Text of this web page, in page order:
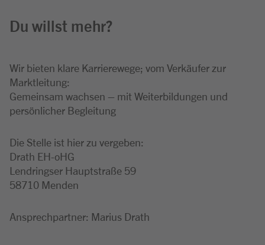
Du willst mehr?
Wir bieten klare Karrierewege; vom Verkäufer zur
Marktleitung:
Gemeinsam wachsen – mit Weiterbildungen und
persönlicher Begleitung
Die Stelle ist hier zu vergeben:
Drath EH-oHG
Lendringser Hauptstraße 59
58710 Menden
Ansprechpartner: Marius Drath